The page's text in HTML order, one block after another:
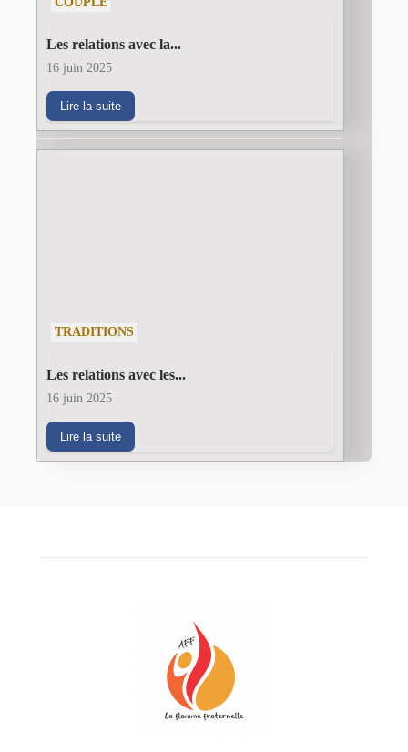
Les relations avec la...
16 juin 2025
Lire la suite
TRADITIONS
Les relations avec les...
16 juin 2025
Lire la suite